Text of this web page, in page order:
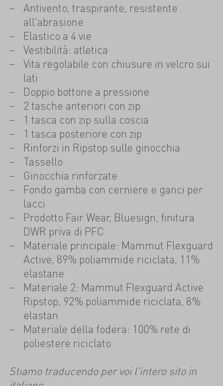
Antivento, traspirante, resistente
all'abrasione
Elastico a 4 vie
Vestibilità: atletica
Vita regolabile con chiusure in velcro sui
lati
Doppio bottone a pressione
2 tasche anteriori con zip
1 tasca con zip sulla coscia
1 tasca posteriore con zip
Rinforzi in Ripstop sulle ginocchia
Tassello
Ginocchia rinforzate
Fondo gamba con cerniere e ganci per
lacci
Prodotto Fair Wear, Bluesign, finitura
DWR priva di PFC
Materiale principale: Mammut Flexguard
Active, 89% poliammide riciclata, 11%
elastane
Materiale 2: Mammut Flexguard Active
Ripstop, 92% poliammide riciclata, 8%
elastan
Materiale della fodera: 100% rete di
poliestere riciclato
Stiamo traducendo per voi l'intero sito in